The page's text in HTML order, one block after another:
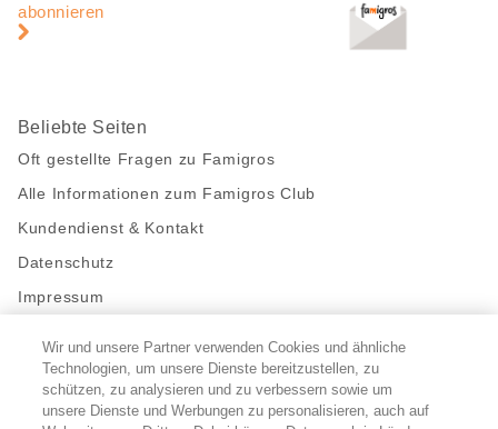
abonnieren
Beliebte Seiten
Oft gestellte Fragen zu Famigros
Alle Informationen zum Famigros Club
Kundendienst & Kontakt
Datenschutz
Impressum
Bleibe mit uns in Kontakt
Facebook
https://twitter.com/migros
https://www.youtube.com/user/
PinterestInstagram
Wir und unsere Partner verwenden Cookies und ähnliche
Technologien, um unsere Dienste bereitzustellen, zu
schützen, zu analysieren und zu verbessern sowie um
unsere Dienste und Werbungen zu personalisieren, auch auf